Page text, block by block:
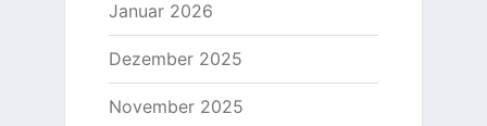
Januar 2026
Dezember 2025
November 2025